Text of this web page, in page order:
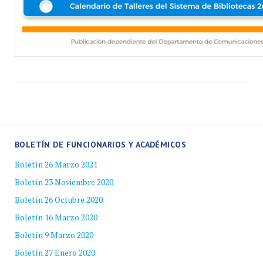
BOLETÍN DE FUNCIONARIOS Y ACADÉMICOS
Boletín 26 Marzo 2021
Boletín 23 Noviembre 2020
Boletín 26 Octubre 2020
Boletín 16 Marzo 2020
Boletín 9 Marzo 2020
Boletín 27 Enero 2020